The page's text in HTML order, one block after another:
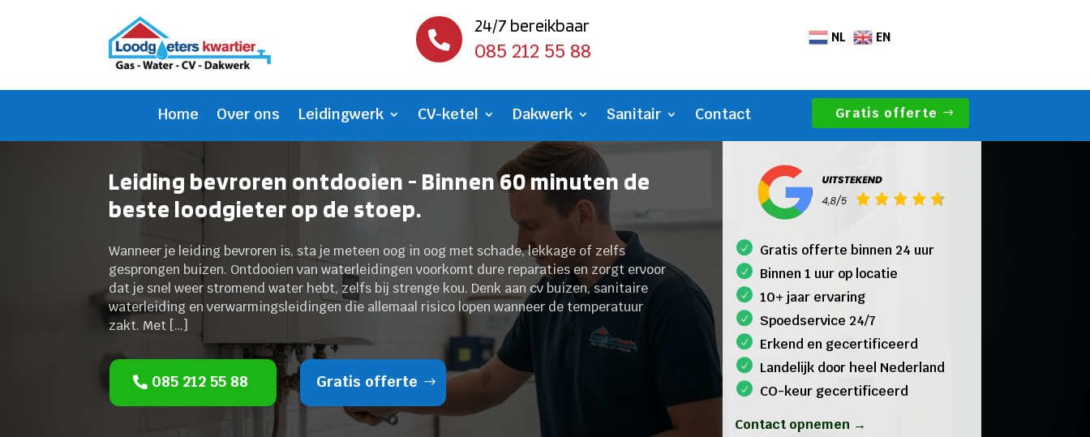

24/7 bereikbaar
085 212 55 88
NL EN
Home Over ons Leidingwerk CV-ketel Dakwerk Sanitair Contact Gratis offerte
Leiding bevroren ontdooien - Binnen 60 minuten de
beste loodgieter op de stoep.
Wanneer je leiding bevroren is, sta je meteen oog in oog met schade, lekkage of zelfs
gesprongen buizen. Ontdooien van waterleidingen voorkomt dure reparaties en zorgt ervoor
dat je snel weer stromend water hebt, zelfs bij strenge kou. Denk aan cv buizen, sanitaire
waterleiding en verwarmingsleidingen die allemaal risico lopen wanneer de temperatuur
zakt. Met […]
085 212 55 88 Gratis offerte
Gratis offerte binnen 24 uur
Binnen 1 uur op locatie
10+ jaar ervaring
Spoedservice 24/7
Erkend en gecertificeerd
Landelijk door heel Nederland
CO-keur gecertificeerd
Contact opnemen →